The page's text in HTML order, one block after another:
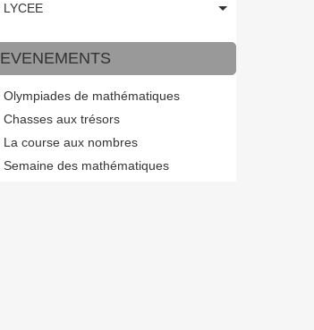
LYCEE
EVENEMENTS
Olympiades de mathématiques
Chasses aux trésors
La course aux nombres
Semaine des mathématiques